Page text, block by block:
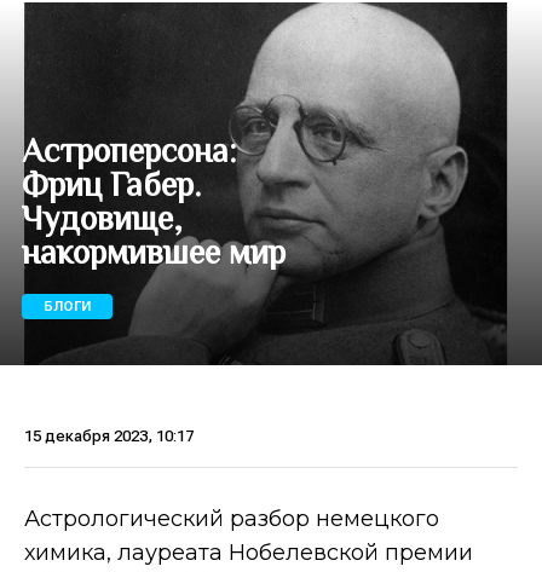
Астроперсона:
Фриц Габер.
Чудовище,
накормившее мир
БЛОГИ
15 декабря 2023, 10:17
Астрологический разбор немецкого
химика, лауреата Нобелевской премии